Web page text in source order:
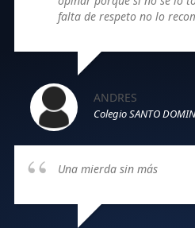
falta de respeto no lo
ANDRES
Colegio SANTO
Una mierda sin más